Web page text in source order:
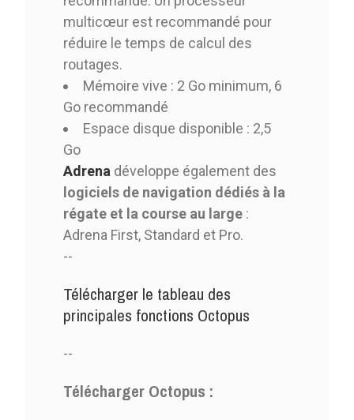
multicœur est recommandé pour
réduire le temps de calcul des
routages.
Mémoire vive : 2 Go minimum, 6
Go recommandé
Espace disque disponible : 2,5
Go
Adrena développe également des
logiciels de navigation dédiés à la
régate et la course au large :
Adrena First, Standard et Pro.
--
Télécharger le tableau des
principales fonctions Octopus
--
Télécharger Octopus :